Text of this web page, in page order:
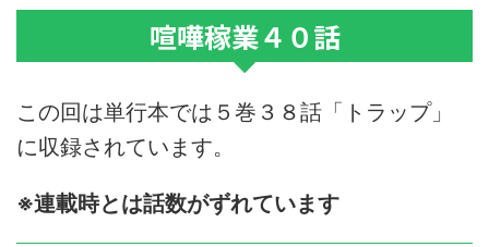
喧嘩稼業４０話
この回は単行本では５巻３８話「トラップ」
に収録されています。
※連載時とは話数がずれています